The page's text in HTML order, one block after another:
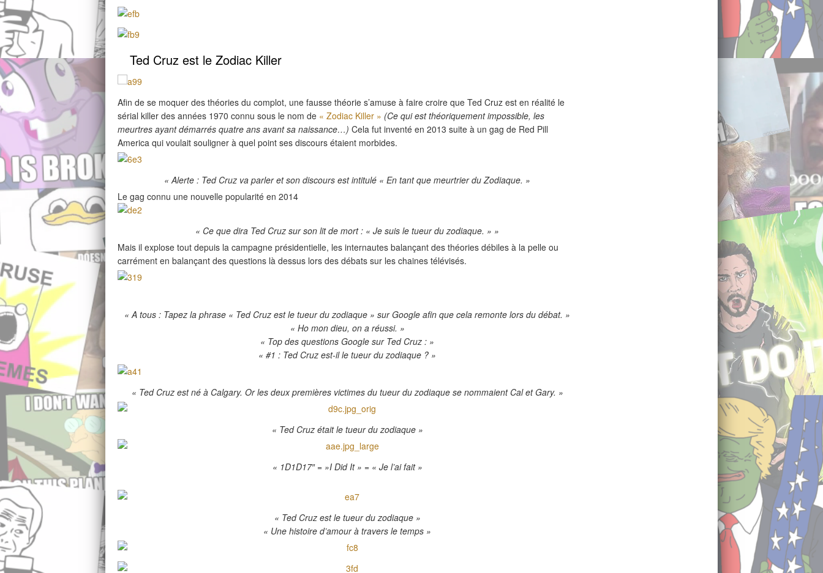
Ted Cruz est le Zodiac Killer
Afin de se moquer des théories du complot, une fausse théorie s’amuse à faire croire que Ted Cruz est en réalité le
sérial killer des années 1970 connu sous le nom de « Zodiac Killer » (Ce qui est théoriquement impossible, les
meurtres ayant démarrés quatre ans avant sa naissance…) Cela fut inventé en 2013 suite à un gag de Red Pill
America qui voulait souligner à quel point ses discours étaient morbides.
« Alerte : Ted Cruz va parler et son discours est intitulé « En tant que meurtrier du Zodiaque. »
Le gag connu une nouvelle popularité en 2014
« Ce que dira Ted Cruz sur son lit de mort : « Je suis le tueur du zodiaque. » »
Mais il explose tout depuis la campagne présidentielle, les internautes balançant des théories débiles à la pelle ou
carrément en balançant des questions là dessus lors des débats sur les chaines télévisés.
« A tous : Tapez la phrase « Ted Cruz est le tueur du zodiaque » sur Google afin que cela remonte lors du débat. »
« Ho mon dieu, on a réussi. »
« Top des questions Google sur Ted Cruz : »
« #1 : Ted Cruz est-il le tueur du zodiaque ? »
« Ted Cruz est né à Calgary. Or les deux premières victimes du tueur du zodiaque se nommaient Cal et Gary. »
« Ted Cruz était le tueur du zodiaque »
« 1D1D17″ = »I Did It » = « Je l’ai fait »
« Ted Cruz est le tueur du zodiaque »
« Une histoire d’amour à travers le temps »